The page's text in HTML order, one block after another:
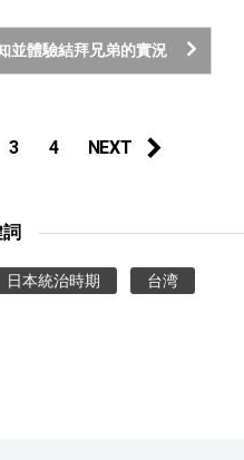
並體驗結拜兄弟的實況
3 4 NEXT
日本統治時期 台湾